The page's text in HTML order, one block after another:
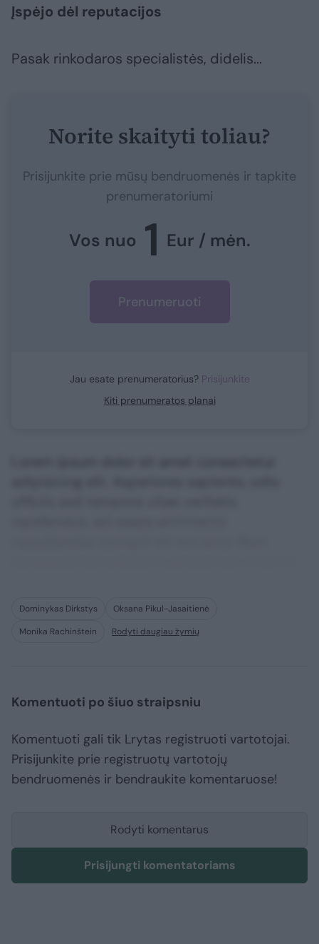
Įspėjo dėl reputacijos
Pasak rinkodaros specialistės, didelis...
Norite skaityti toliau?
Prisijunkite prie mūsų bendruomenės ir tapkite
prenumeratoriumi
Vos nuo 1 Eur / mėn.
Prenumeruoti
Jau esate prenumeratorius? Prisijunkite
Kiti prenumeratos planai
Dominykas Dirkstys
Oksana Pikul-Jasaitienė
Monika Rachinštein
Rodyti daugiau žymių
Komentuoti po šiuo straipsniu
Komentuoti gali tik Lrytas registruoti vartotojai.
Prisijunkite prie registruotų vartotojų
bendruomenės ir bendraukite komentaruose!
Rodyti komentarus
Prisijungti komentatoriams